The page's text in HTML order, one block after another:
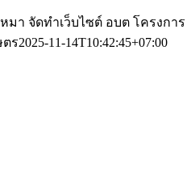
หมา จัดทําเว็บไซต์ อบต โครงการ
ร2025-11-14T10:42:45+07:00